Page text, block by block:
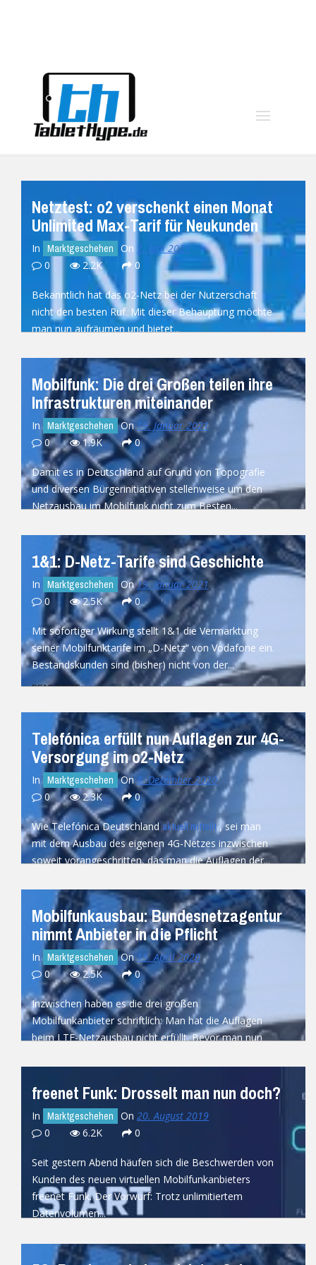
Netztest: o2 verschenkt einen Monat
Unlimited Max-Tarif für Neukunden
In Marktgeschehen On 7. Juni 2021
0
2.2K 0
Bekanntlich hat das o2-Netz bei der Nutzerschaft
nicht den besten Ruf. Mit dieser Behauptung möchte
man nun aufräumen und bietet...
Mobilfunk: Die drei Großen teilen ihre
Infrastrukturen miteinander
In Marktgeschehen On19. Januar 2021
0
1.9K 0
Damit es in Deutschland auf Grund von Topografie
und diversen Bürgerinitiativen stellenweise um den
Netzausbau im Mobilfunk nicht zum Besten...
1&1: D-Netz-Tarife sind Geschichte
In Marktgeschehen On19. Januar 2021
0
2.5K 0
Mit sofortiger Wirkung stellt 1&1 die Vermarktung
seiner Mobilfunktarife im „D-Netz“ von Vodafone ein.
Bestandskunden sind (bisher) nicht von der...
READ MORE
Telefónica erfüllt nun Auflagen zur 4G-
Versorgung im o2-Netz
In Marktgeschehen On8. Dezember 2020
0
2.3K 0
Wie Telefónica Deutschlandaktuell mitteilt, sei man
mit dem Ausbau des eigenen 4G-Netzes inzwischen
soweit vorangeschritten, das man die Auflagen der...
Mobilfunkausbau: Bundesnetzagentur
nimmt Anbieter in die Pflicht
In Marktgeschehen On15. April 2020
0
2.5K 0
Inzwischen haben es die drei großen
Mobilfunkanbieter schriftlich: Man hat die Auflagen
beim LTE-Netzausbau nicht erfüllt. Bevor man nun
freenet Funk: Drosselt man nun doch?
In Marktgeschehen On 20. August 2019
0
6.2K 0
Seit gestern Abend häufen sich die Beschwerden von
Kunden des neuen virtuellen Mobilfunkanbieters
freenet Funk. Der Vorwurf: Trotz unlimitiertem
Datenvolumen...